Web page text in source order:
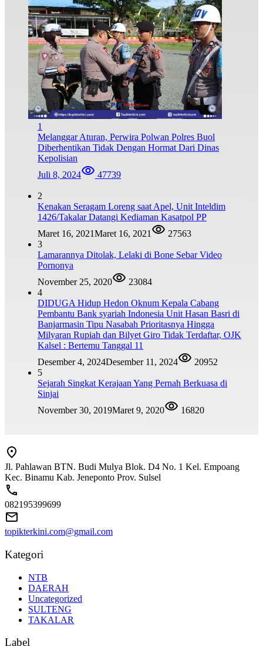
1
Melanggar Aturan, Perwira Polwan Polres Buol
Diberhentikan Tidak Dengan Hormat Dari Dinas
Kepolisian
Juli 8, 2024
47739
2
Kenakan Seragam Loreng saat Apel, Unit Inteldim
1426/Takalar Datangi Kediaman Kasatpol PP
Maret 16, 2021Maret 16, 2021
27563
3
Lamarannya Ditolak, Lelaki di Bone Sebar Video
Pornonya
November 25, 2020
23084
4
DIDUGA Hidup Hedon Oknum Kepala Cabang
Pembantu Bank syariah Indonesia Unit Hasan Basri di
Banjarmasin Tipu Nasabah Prioritasnya Hingga
Milyaran Rupiah dan Bilyet Giro Tidak Terdaftar, OJK
Kalsel : Bertemu Tanggal 11
Desember 4, 2024Desember 11, 2024
20952
5
Sejarah Singkat Kerajaan Yang Pernah Berkuasa di
Sinjai
November 30, 2019Maret 9, 2020 16820
Jl. Pahlawan BTN. Budi Mulya Blok. D4 No. 1 Kel. Empoang
Kec. Binamu Kab. Jeneponto Prov. Sulsel
082195399699
topikterkini.com@gmail.com
Kategori
NTB
DAERAH
Uncategorized
SULTENG
TAKALAR
Label